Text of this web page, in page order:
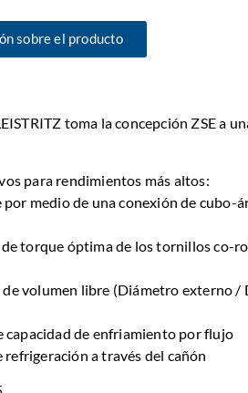
sobre el producto
toma la concepción ZSE a
para rendimientos más altos:
medio de una conexión de cubo-
torque óptima de los tornillos co-
volumen libre (Diámetro externo /
capacidad de enfriamiento por flujo
a través del cañón